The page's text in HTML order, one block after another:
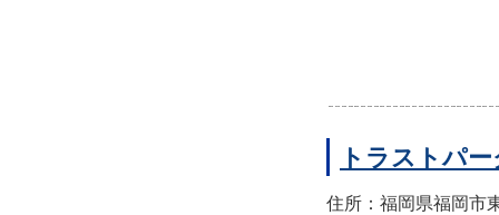
トラストパ
住所：福岡県福岡市